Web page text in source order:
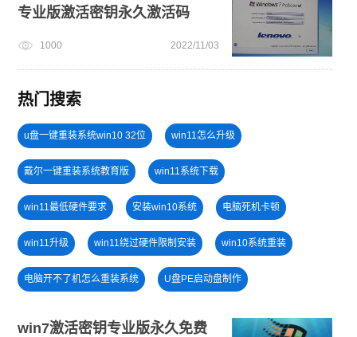
专业版激活密钥永久激活码
1000 2022/11/03
热门搜索
u盘一键重装系统win10 32位 win11怎么升级
戴尔一键重装系统教育版 win11系统下载
win11最低硬件要求 安装win10系统 电脑死机卡顿
win11升级 win11绕过硬件限制安装 win10系统重装
电脑开不了机怎么重装系统 U盘PE启动盘制作
win7激活密钥专业版永久免费